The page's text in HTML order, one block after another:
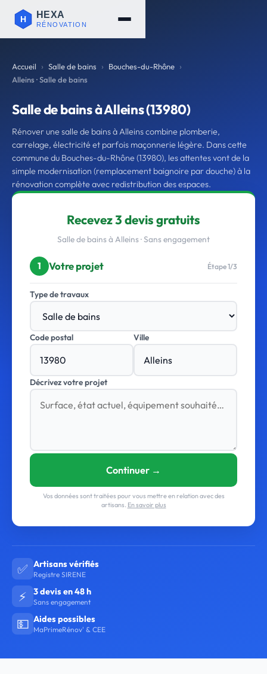
Accueil Salle de bains
Bouches-du-Rhône
Alleins · Salle de bains
Salle de bains à Alleins (13980)
Rénover une salle de bains à Alleins combine plomberie,
carrelage, électricité et parfois maçonnerie légère. Dans cette
commune du Bouches-du-Rhône (13980), les attentes vont de la
simple modernisation (remplacement baignoire par douche) à la
rénovation complète avec redistribution des espaces.
Recevez 3 devis gratuits
Salle de bains à Alleins · Sans engagement
1 Votre projet Étape 1/3
Type de travaux
Code postal Ville
Décrivez votre projet
Continuer →
Vos données sont traitées pour vous mettre en relation avec des
artisans. En savoir plus
✅ Artisans vérifiés
Registre SIRENE
⚡ 3 devis en 48 h
Sans engagement
💵 Aides possibles
MaPrimeRénov' & CEE